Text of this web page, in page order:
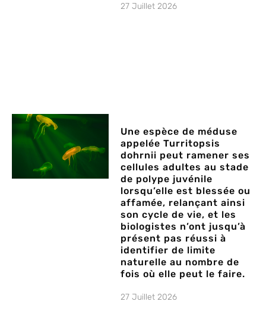
27 Juillet 2026
Une espèce de méduse
appelée Turritopsis
dohrnii peut ramener ses
cellules adultes au stade
de polype juvénile
lorsqu’elle est blessée ou
affamée, relançant ainsi
son cycle de vie, et les
biologistes n’ont jusqu’à
présent pas réussi à
identifier de limite
naturelle au nombre de
fois où elle peut le faire.
27 Juillet 2026